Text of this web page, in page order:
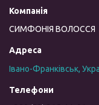
СИМФОНІЯ ВОЛОССЯ
Івано-Франківськ,